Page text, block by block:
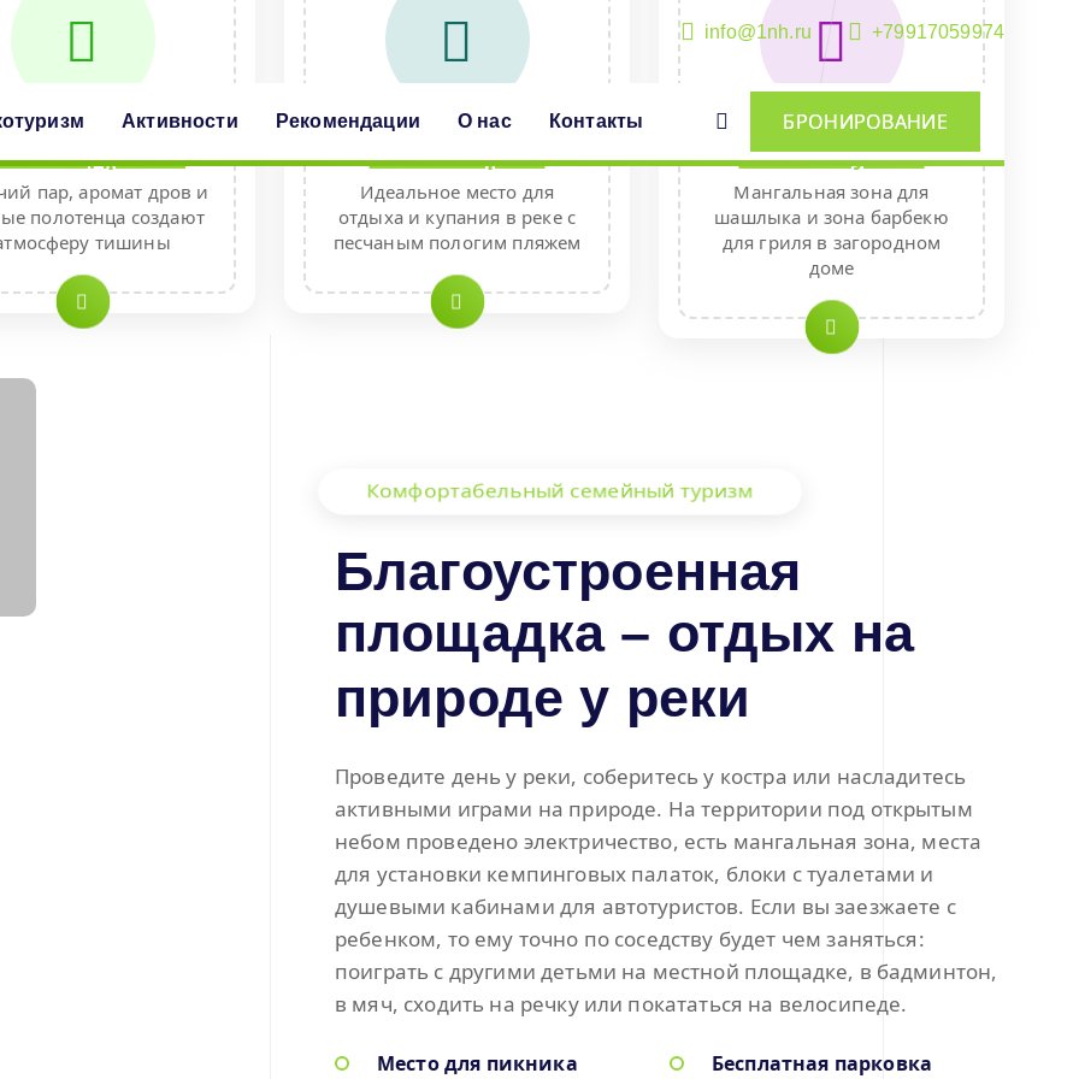
info@1nh.ru +79917059974
Активности Рекомендации О нас Контакты БРОНИРОВАНИЕ
на дровах
пар, аромат дров и
полотенца создают
тишины
Пляж на реке
Идеальное место для
отдыха и купания в реке с
песчаным пологим пляжем
Мясо на углях
Мангальная зона для
шашлыка и зона барбекю
для гриля в загородном
доме
Комфортабельный семейный туризм
Благоустроенная
площадка – отдых на
природе у реки
Проведите день у реки, соберитесь у костра или насладитесь
активными играми на природе. На территории под открытым
небом проведено электричество, есть мангальная зона, места
для установки кемпинговых палаток, блоки с туалетами и
душевыми кабинами для автотуристов. Если вы заезжаете с
ребенком, то ему точно по соседству будет чем заняться:
поиграть с другими детьми на местной площадке, в бадминтон,
в мяч, сходить на речку или покататься на велосипеде.
Место для пикника Бесплатная парковка